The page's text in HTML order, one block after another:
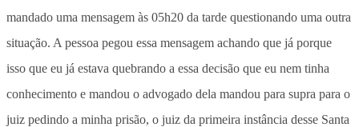
mandado uma mensagem às 05h20 da tarde questionando uma outra
situação. A pessoa pegou essa mensagem achando que já porque
isso que eu já estava quebrando a essa decisão que eu nem tinha
conhecimento e mandou o advogado dela mandou para supra para o
juiz pedindo a minha prisão, o juiz da primeira instância desse Santa